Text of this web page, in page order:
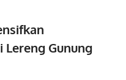
Lereng Gunung